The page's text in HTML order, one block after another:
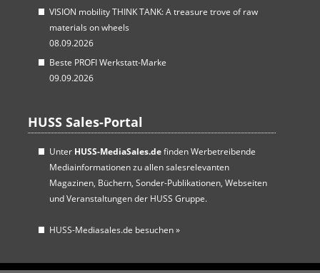
VISION mobility THINK TANK: A treasure trove of raw
materials on wheels
08.09.2026
Beste PROFI Werkstatt-Marke
09.09.2026
HUSS Sales-Portal
Unter HUSS-MediaSales.definden Werbetreibende
Mediainformationen zu allen salesrelevanten
Magazinen, Büchern, Sonder-Publikationen, Webseiten
und Veranstaltungen der HUSS Gruppe.
HUSS-Mediasales.de besuchen»